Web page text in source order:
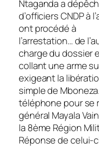
Ntaganda a
d’officiers CNDP à
ont procédé à
l’arrestation… de
charge du dossier
collant une arme
exigeant la
simple de
téléphone pour se
général Mayala
la 8ème Région
Réponse de celui-